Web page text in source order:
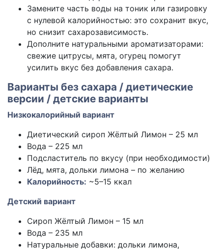
Замените часть воды на тоник или газировку
с нулевой калорийностью: это сохранит вкус,
но снизит сахарозависимость.
Дополните натуральными ароматизаторами:
свежие цитрусы, мята, огурец помогут
усилить вкус без добавления сахара.
Варианты без сахара / диетические
версии / детские варианты
Низкокалорийный вариант
Диетический сироп Жёлтый Лимон – 25 мл
Вода – 225 мл
Подсластитель по вкусу (при необходимости)
Лёд, мята, дольки лимона – по желанию
Калорийность: ~5–15 ккал
Детский вариант
Сироп Жёлтый Лимон – 15 мл
Вода – 235 мл
Натуральные добавки: дольки лимона,